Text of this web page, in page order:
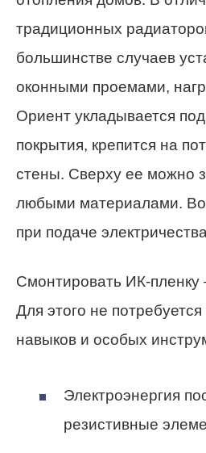
традиционных
большинстве случаев
оконными проемами,
Ориент укладывается
покрытия, крепится на
стены. Сверху ее можно
любыми материалами.
при подаче
Смонтировать ИК-пленку
Для этого не
навыков и особых
Электроэнергия
резистивные